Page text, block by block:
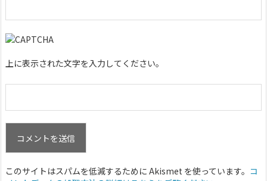
上に表示された文字を入力してください。
このサイトはスパムを低減するために Akismet を使っています。 コ